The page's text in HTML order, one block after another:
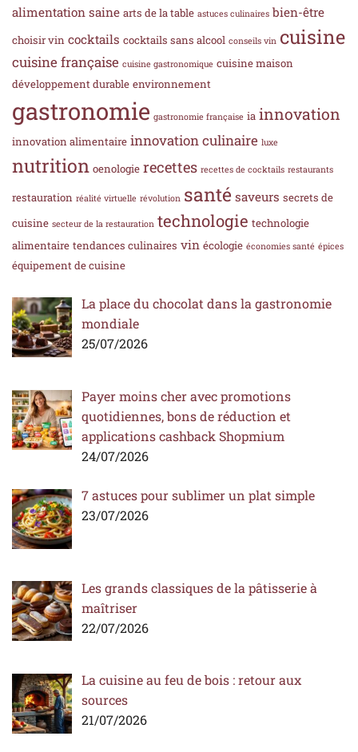
alimentation saine arts de la table astuces culinaires bien-être
choisir vin cocktails cocktails sans alcool conseils vin cuisine
cuisine française cuisine gastronomique cuisine maison
développement durable environnement
gastronomie gastronomie française ia innovation
innovation alimentaire innovation culinaire luxe
nutrition oenologie recettes recettes de cocktails restaurants
restauration réalité virtuelle révolution santé saveurs secrets de
cuisine secteur de la restauration technologie technologie
alimentaire tendances culinaires vin écologie économies santé épices
équipement de cuisine
La place du chocolat dans la gastronomie
mondiale
25/07/2026
Payer moins cher avec promotions
quotidiennes, bons de réduction et
applications cashback Shopmium
24/07/2026
7 astuces pour sublimer un plat simple
23/07/2026
Les grands classiques de la pâtisserie à
maîtriser
22/07/2026
La cuisine au feu de bois : retour aux
sources
21/07/2026